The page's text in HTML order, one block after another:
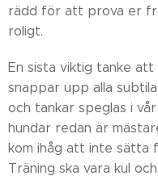
rädd för att prova er
roligt.
En sista viktig tanke
snappar upp alla
och tankar speglas i
hundar redan är
kom ihåg att inte sätta
Träning ska vara kul